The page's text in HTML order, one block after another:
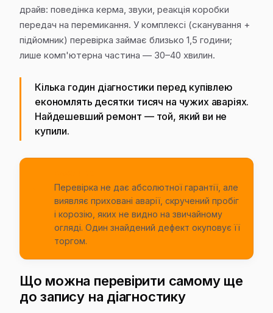
драйв: поведінка керма, звуки, реакція коробки
передач на перемикання. У комплексі (сканування +
підйомник) перевірка займає близько 1,5 години;
лише комп'ютерна частина — 30–40 хвилин.
Кілька годин діагностики перед купівлею
економлять десятки тисяч на чужих аваріях.
Найдешевший ремонт — той, який ви не
купили.
Перевірка не дає абсолютної гарантії, але
виявляє приховані аварії, скручений пробіг
і корозію, яких не видно на звичайному
огляді. Один знайдений дефект окуповує її
торгом.
Що можна перевірити самому ще
до запису на діагностику